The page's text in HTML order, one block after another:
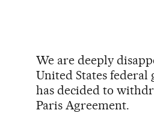
We are deeply
United States federal
has decided to
Paris Agreement.